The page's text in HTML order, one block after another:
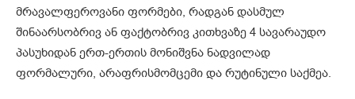
მრავალფეროვანი ფორმები, რადგან დასმულ
შინაარსობრივ ან ფაქტობრივ კითხვაზე 4 სავარაუდო
პასუხიდან ერთ-ერთის მონიშვნა ნადვილად
ფორმალური, არაფრისმომცემი და რუტინული საქმეა.